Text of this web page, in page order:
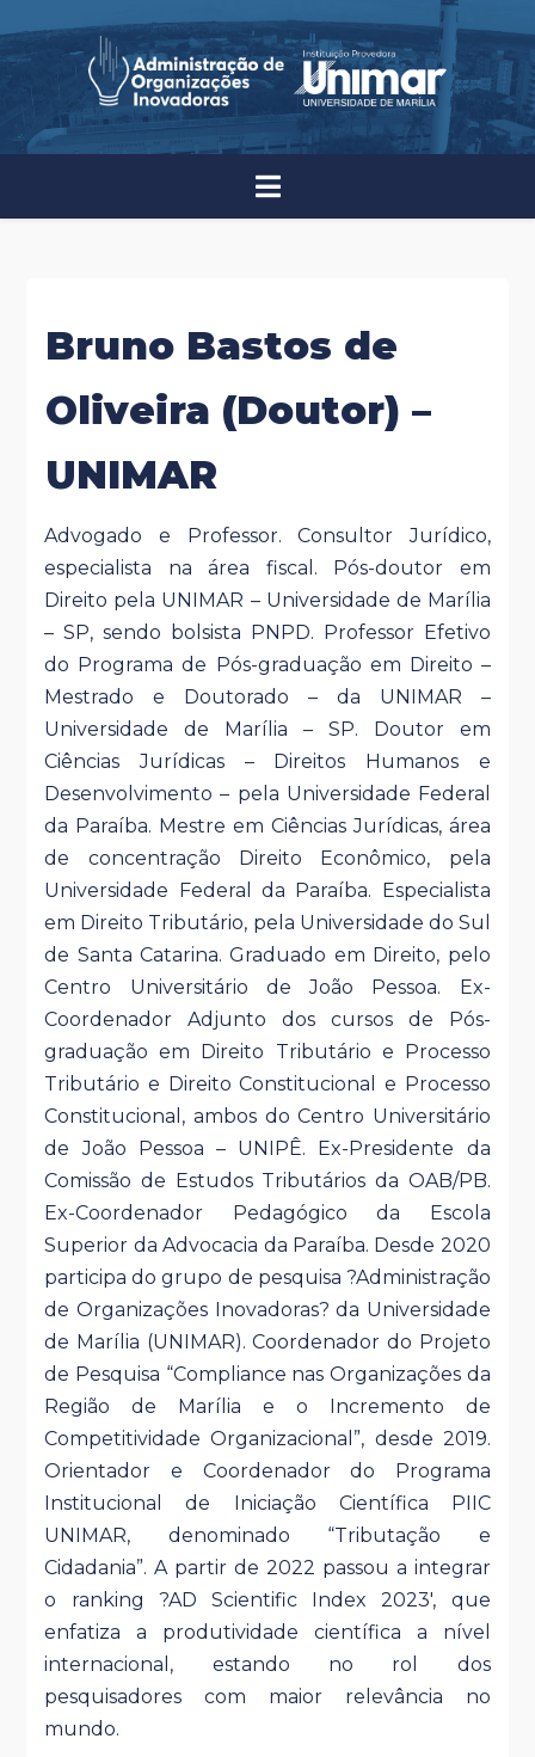
Bruno Bastos de
Oliveira (Doutor) –
UNIMAR
Advogado e Professor. Consultor Jurídico,
especialista na área fiscal. Pós-doutor em
Direito pela UNIMAR – Universidade de Marília
– SP, sendo bolsista PNPD. Professor Efetivo
do Programa de Pós-graduação em Direito –
Mestrado e Doutorado – da UNIMAR –
Universidade de Marília – SP. Doutor em
Ciências Jurídicas – Direitos Humanos e
Desenvolvimento – pela Universidade Federal
da Paraíba. Mestre em Ciências Jurídicas, área
de concentração Direito Econômico, pela
Universidade Federal da Paraíba. Especialista
em Direito Tributário, pela Universidade do Sul
de Santa Catarina. Graduado em Direito, pelo
Centro Universitário de João Pessoa. Ex-
Coordenador Adjunto dos cursos de Pós-
graduação em Direito Tributário e Processo
Tributário e Direito Constitucional e Processo
Constitucional, ambos do Centro Universitário
de João Pessoa – UNIPÊ. Ex-Presidente da
Comissão de Estudos Tributários da OAB/PB.
Ex-Coordenador Pedagógico da Escola
Superior da Advocacia da Paraíba. Desde 2020
participa do grupo de pesquisa ?Administração
de Organizações Inovadoras? da Universidade
de Marília (UNIMAR). Coordenador do Projeto
de Pesquisa “Compliance nas Organizações da
Região de Marília e o Incremento de
Competitividade Organizacional”, desde 2019.
Orientador e Coordenador do Programa
Institucional de Iniciação Científica PIIC
UNIMAR, denominado “Tributação e
Cidadania”. A partir de 2022 passou a integrar
o ranking ?AD Scientific Index 2023′, que
enfatiza a produtividade científica a nível
internacional, estando no rol dos
pesquisadores com maior relevância no
mundo.